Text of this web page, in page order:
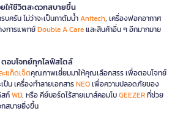
ให้ชีวิตสะดวกสบายขึ้น
บครัน ไม่ว่าจะเป็นกาต้มน้ำAnitech, เครื่องฟอกอากาศ
งการแพทย์Double A Careและสินค้าอื่น ๆ อีกมากมาย
อบโจทย์ทุกไลฟ์สไตล์
ะแก็ดเจ็ตคุณภาพเยี่ยมมาให้คุณเลือกสรร เพื่อตอบโจทย์
น เครื่องทำลายเอกสารNEOเพื่อความปลอดภัยของ
ก์WD, หรือ คีย์บอร์ดไร้สายเมาส์คอมโบGEEZERที่ช่วย
สบายยิ่งขึ้น